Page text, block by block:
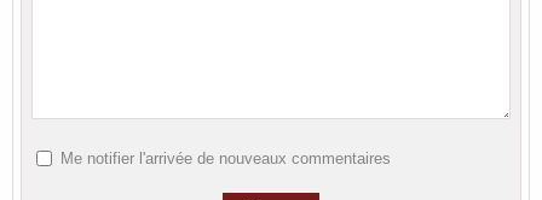
Me notifier l'arrivée de nouveaux commentaires